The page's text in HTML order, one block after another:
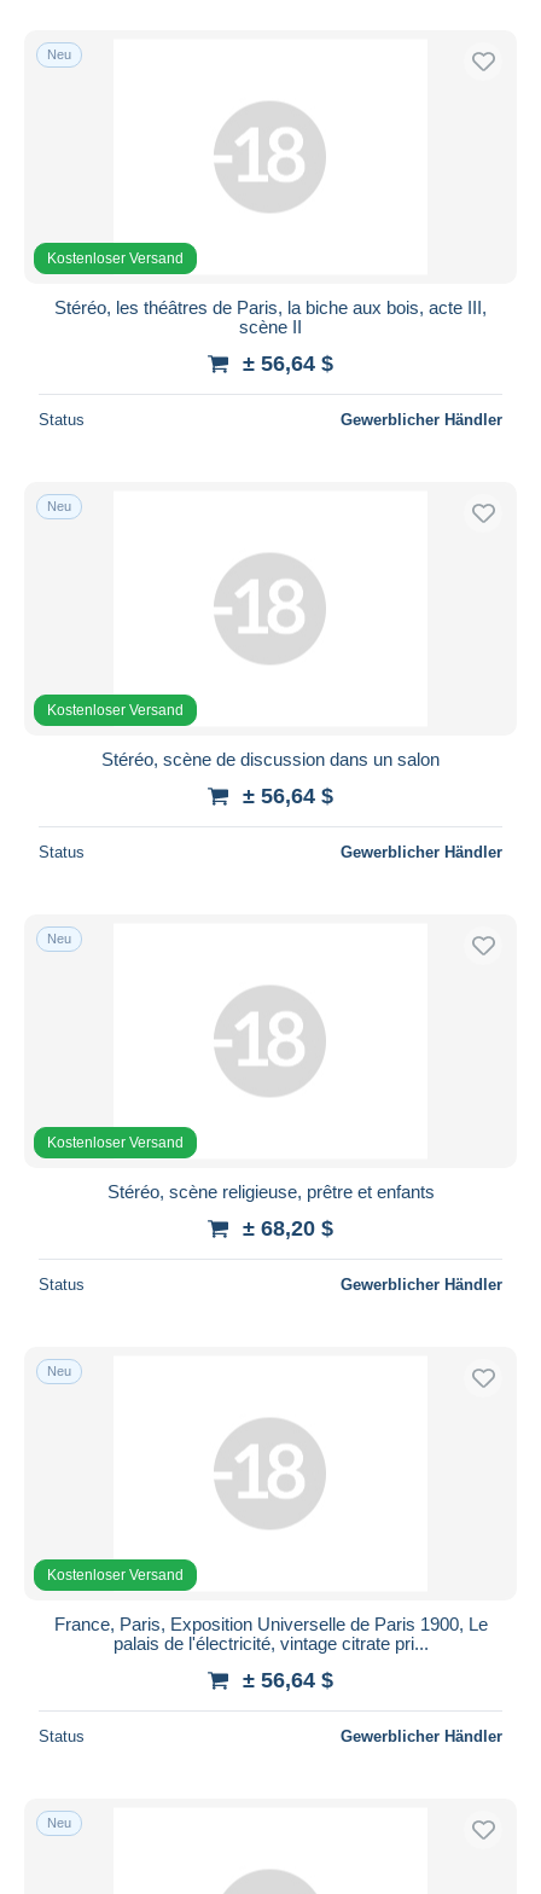
Neu
Kostenloser Versand
Stéréo, les théâtres de Paris, la biche aux bois, acte III,
scène II
± 56,64 $
Status Gewerblicher Händler
Neu
Kostenloser Versand
Stéréo, scène de discussion dans un salon
± 56,64 $
Status Gewerblicher Händler
Neu
Kostenloser Versand
Stéréo, scène religieuse, prêtre et enfants
± 68,20 $
Status Gewerblicher Händler
Neu
Kostenloser Versand
France, Paris, Exposition Universelle de Paris 1900, Le
palais de l'électricité, vintage citrate pri...
± 56,64 $
Status Gewerblicher Händler
Neu